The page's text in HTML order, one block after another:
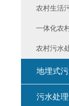
农村生活
一体化农
农村污水
地埋式
污水处